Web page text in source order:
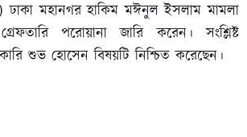
মহানগর হাকিম মঈনুল ইসলাম মামলা
পরোয়ানা জারি করেন। সংশ্লিষ্ট
শুভ হোসেন বিষয়টি নিশ্চিত করেছেন।